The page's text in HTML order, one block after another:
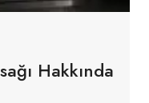
Hakkında